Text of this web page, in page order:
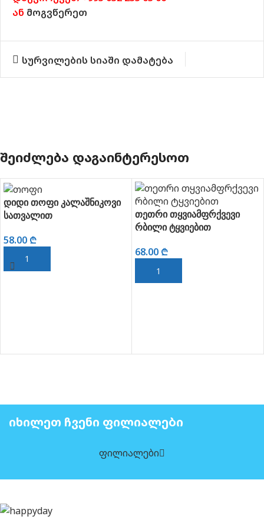
ან მოგვწერეთ
სურვილების სიაში დამატება
ᲨᲔᲘᲫᲚᲔᲑᲐ ᲓᲐᲒᲐᲘᲜᲢᲔᲠᲔᲡᲝᲗ
დიდი თოფი კალაშნიკოვი
სათვალით
58.00 ₾
ᲙᲐᲚᲐᲗᲐᲨᲘ ᲓᲐᲛᲐᲢᲔᲑᲐ
თეთრი თყვიამფრქვევი
რბილი ტყვიებით
68.00 ₾
ᲙᲐᲚᲐᲗᲐᲨᲘ ᲓᲐᲛᲐᲢᲔᲑᲐ
ᲘᲮᲘᲚᲔᲗ ᲩᲕᲔᲜᲘ ᲤᲘᲚᲘᲐᲚᲔᲑᲘ
ფილიალები